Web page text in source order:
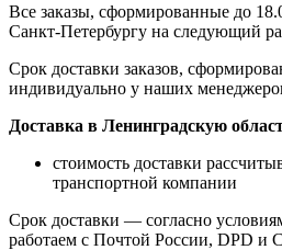
Все заказы, сформированные до
Санкт-Петербургу на следующий
Срок доставки заказов,
индивидуально у наших
Доставка в Ленинградскую
стоимость доставки
транспортной компании
Срок доставки — согласно
работаем с Почтой России, DPD и